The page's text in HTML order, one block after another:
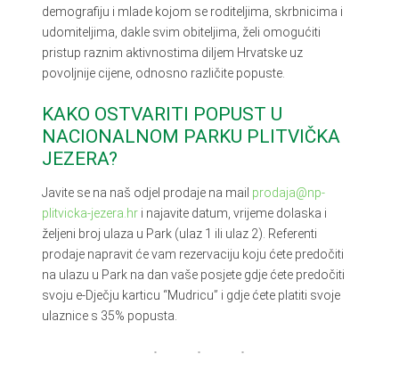
demografiju i mlade kojom se roditeljima, skrbnicima i
udomiteljima, dakle svim obiteljima, želi omogućiti
pristup raznim aktivnostima diljem Hrvatske uz
povoljnije cijene, odnosno različite popuste.
KAKO OSTVARITI POPUST U
NACIONALNOM PARKU PLITVIČKA
JEZERA?
Javite se na naš odjel prodaje na mail prodaja@np-
plitvicka-jezera.hri najavite datum, vrijeme dolaska i
željeni broj ulaza u Park (ulaz 1 ili ulaz 2). Referenti
prodaje napravit će vam rezervaciju koju ćete predočiti
na ulazu u Park na dan vaše posjete gdje ćete predočiti
svoju e-Dječju karticu “Mudricu” i gdje ćete platiti svoje
ulaznice s 35% popusta.